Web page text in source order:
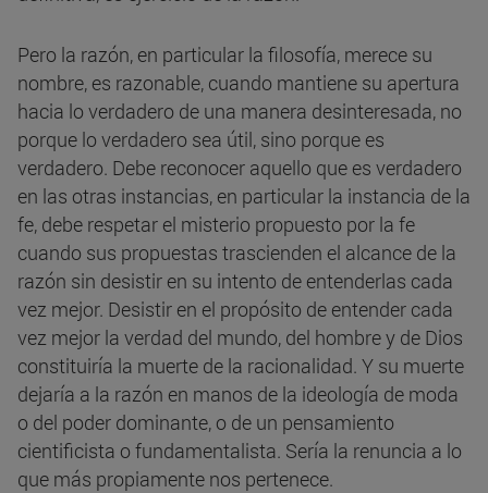
Pero la razón, en particular la filosofía, merece su
nombre, es razonable, cuando mantiene su apertura
hacia lo verdadero de una manera desinteresada, no
porque lo verdadero sea útil, sino porque es
verdadero. Debe reconocer aquello que es verdadero
en las otras instancias, en particular la instancia de la
fe, debe respetar el misterio propuesto por la fe
cuando sus propuestas trascienden el alcance de la
razón sin desistir en su intento de entenderlas cada
vez mejor. Desistir en el propósito de entender cada
vez mejor la verdad del mundo, del hombre y de Dios
constituiría la muerte de la racionalidad. Y su muerte
dejaría a la razón en manos de la ideología de moda
o del poder dominante, o de un pensamiento
cientificista o fundamentalista. Sería la renuncia a lo
que más propiamente nos pertenece.